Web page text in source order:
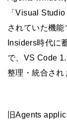
「Visual
されていた機能
Insiders時代に
で、VS Code
整理・統合され
旧Agents